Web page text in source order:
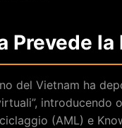
Prevede
del Vietnam ha
(AML) e